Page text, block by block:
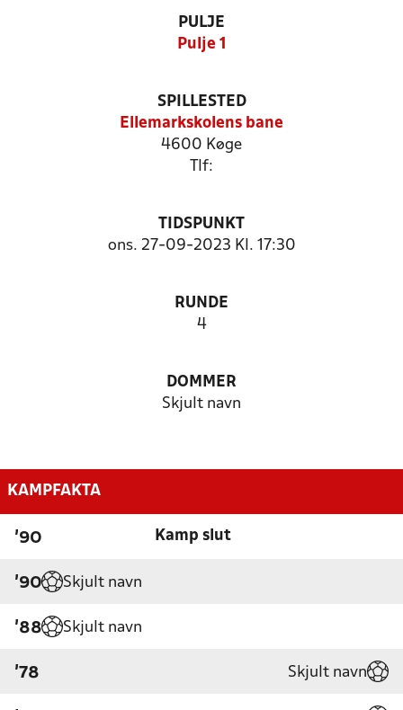
PULJE
Pulje 1
SPILLESTED
Ellemarkskolens bane
4600 Køge
Tlf:
TIDSPUNKT
ons. 27-09-2023 Kl. 17:30
RUNDE
4
DOMMER
Skjult navn
KAMPFAKTA
'90 Kamp slut
'90 Skjult navn
'88 Skjult navn
'78 Skjult navn